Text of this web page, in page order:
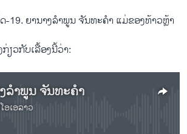
-19. ຍານາງລຳພູນ ຈັນທະຄຳ ແມ່ຂອງທ້າວຫຼ້າ
ຽວກັບເລື້ອງນີ້ວ່າ:
ລຳພູນ ຈັນທະຄໍາ
ອເອລາວsource currently available